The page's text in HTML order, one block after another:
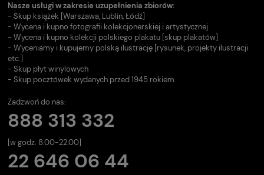
Nasze usługi w zakresie uzupełnienia zbiorów:
- Skup książek [Warszawa, Lublin, Łódź]
- Wycena i kupno fotografii kolekcjonerskiej i artystycznej
- Wycena i kupno kolekcji polskiego plakatu [skup plakatów]
- Wyceniamy i kupujemy polską ilustrację [rysunek, projekty ilustracji
etc.]
- Skup płyt winylowych
- Skup pocztówek wydanych przed 1945 rokiem
Zadzwoń do nas:
888 313 332
[w godz. 8.00-22.00]
22 646 06 44